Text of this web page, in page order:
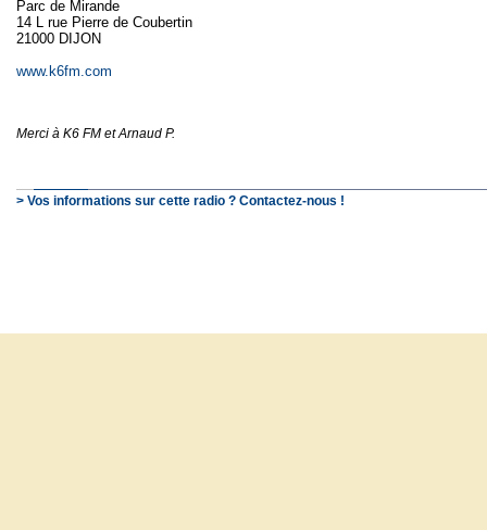
Parc de Mirande
14 L rue Pierre de Coubertin
21000 DIJON
www.k6fm.com
Merci à K6 FM et Arnaud P.
> Vos informations sur cette radio ? Contactez-nous !